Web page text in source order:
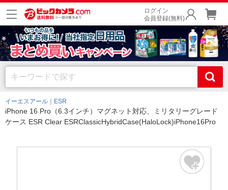
ログイン
会員登録(無料)
イーエスアール｜ESR
iPhone 16 Pro（6.3インチ）マグネット対応、ミリタリーグレード
ケース ESR Clear ESRClassicHybridCase(HaloLock)iPhone16Pro